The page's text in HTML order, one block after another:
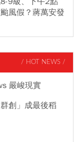
風假？蔣萬安發
/ HOT NEWS /
嚴峻現實
創」成最後稻